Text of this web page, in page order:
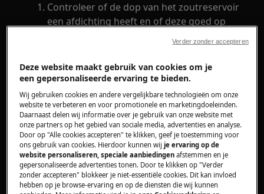
Controleer of de dop van het zoutreservoir
een afdichting heeft en of deze goed op
met zout.
Controleer of de waterontharder juist is
ingesteld en overeenkomt met de
hardheid van het water in uw woonplaats.
Raadpleeg de gebruiksaanwijzing voor het
juist instellen van de waterhardheid.
Als u in een plaats woont waar het water
hard is, zult u bij gebruik van Multitabs,
zout en/of een glansspoelmiddel moeten
toevoegen. Raadpleeg hiervoor de
Deze website maakt gebruik van cookies om je
een gepersonaliseerde ervaring te bieden.
Wij gebruiken cookies en andere vergelijkbare technologieën om onze
website te verbeteren en voor promotionele en marketingdoeleinden.
Daarnaast delen wij informatie over je gebruik van onze website met
onze partners op het gebied van sociale media, advertenties en analyse.
Door op "Alle cookies accepteren" te klikken, geef je toestemming voor
ons gebruik van cookies. Hierdoor kunnen wijje ervaring op de
website personaliseren, speciale aanbiedingen afstemmen en je
gepersonaliseerde advertenties tonen. Door te klikken op "Verder
zonder accepteren" blokkeer je niet-essentiële cookies. Dit kan invloed
hebben op je browse-ervaring en op de diensten die wij kunnen
Verder zonder accepteren